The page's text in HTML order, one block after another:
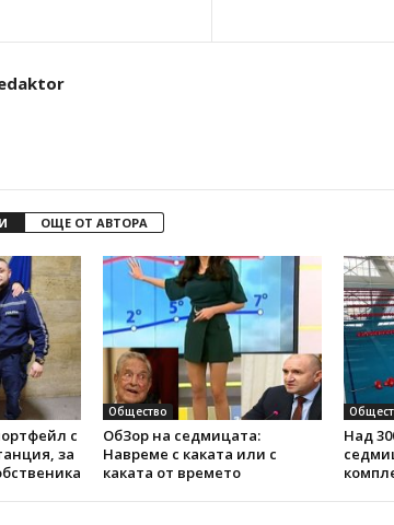
ОЩЕ ОТ АВТОРА
с
за
Общество
ОбЗор на седмицата:
Навреме с каката или с
каката от времето
Над